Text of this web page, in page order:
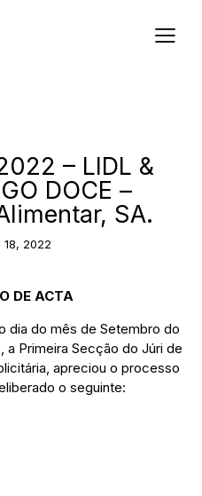
– LIDL &
DOCE –
SA.
2022
DE ACTA
dia do mês de Setembro do
a Primeira Secção do Júri de
apreciou o processo
o seguinte: